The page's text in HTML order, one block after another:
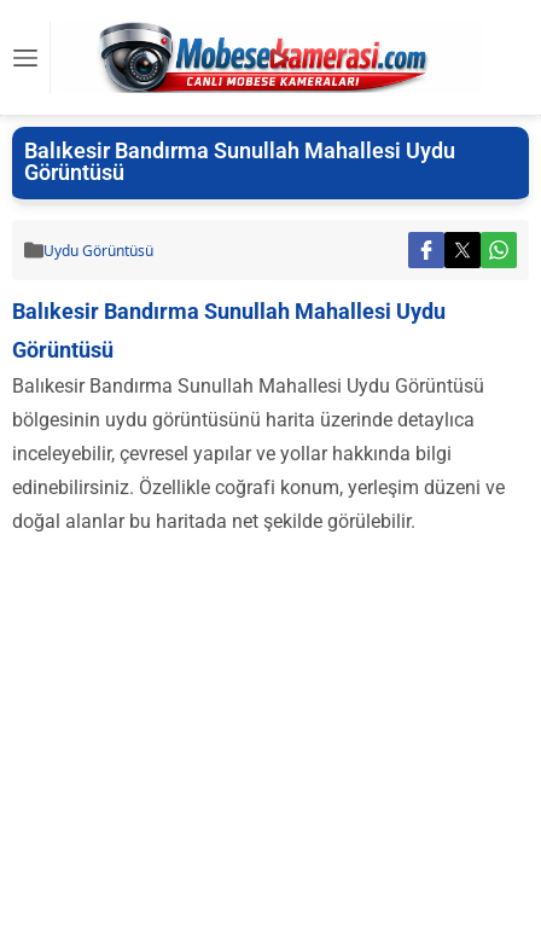
Balıkesir Bandırma Sunullah Mahallesi Uydu
Görüntüsü
Uydu Görüntüsü
Balıkesir Bandırma Sunullah Mahallesi Uydu
Görüntüsü
Balıkesir Bandırma Sunullah Mahallesi Uydu Görüntüsü
bölgesinin uydu görüntüsünü harita üzerinde detaylıca
inceleyebilir, çevresel yapılar ve yollar hakkında bilgi
edinebilirsiniz. Özellikle coğrafi konum, yerleşim düzeni ve
doğal alanlar bu haritada net şekilde görülebilir.